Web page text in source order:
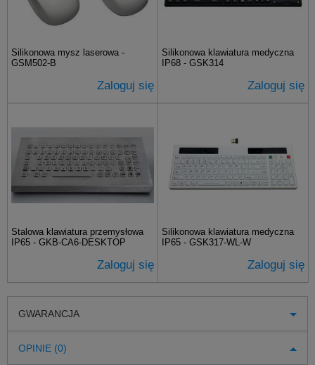
Silikonowa mysz laserowa -
GSM502-B
Zaloguj się
Silikonowa klawiatura medyczna
IP68 - GSK314
Zaloguj się
Stalowa klawiatura przemysłowa
IP65 - GKB-CA6-DESKTOP
Zaloguj się
Silikonowa klawiatura medyczna
IP65 - GSK317-WL-W
Zaloguj się
GWARANCJA
OPINIE (0)